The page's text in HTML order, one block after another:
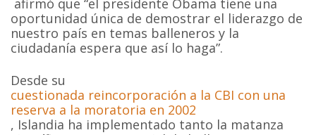
oportunidad única de demostrar el liderazgo de
nuestro país en temas balleneros y la
ciudadanía espera que así lo haga”.
Desde su
cuestionada reincorporación a la CBI con una
reserva a la moratoria en 2002
, Islandia ha implementado tanto la matanza